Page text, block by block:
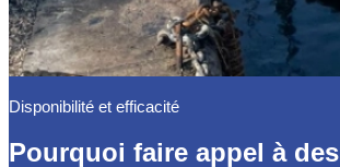
Disponibilité et efficacité
Pourquoi faire appel à des